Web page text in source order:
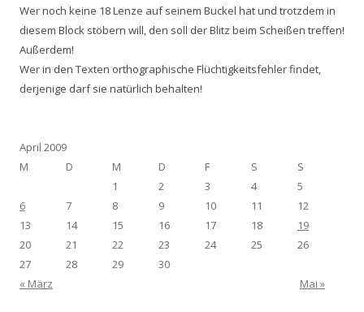
Wer noch keine 18 Lenze auf seinem Buckel hat und trotzdem in
diesem Block stöbern will, den soll der Blitz beim Scheißen treffen!
Außerdem!
Wer in den Texten orthographische Flüchtigkeitsfehler findet,
derjenige darf sie natürlich behalten!
April 2009
M
D M D F S
S
1
2 3 4
5
6
7 8 9 10 11
12
13
14 15 16 17 18
19
20
21 22 23 24 25
26
27
28 29
30
« März
Mai »